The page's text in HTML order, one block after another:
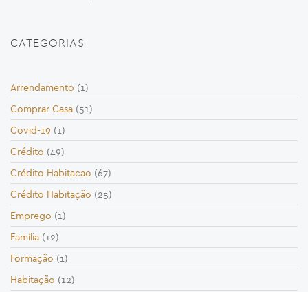
CATEGORIAS
Arrendamento (1)
Comprar Casa (51)
Covid-19 (1)
Crédito (49)
Crédito Habitacao (67)
Crédito Habitação (25)
Emprego (1)
Família (12)
Formação (1)
Habitação (12)